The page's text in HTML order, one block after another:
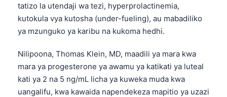
tatizo la utendaji wa tezi, hyperprolactinemia,
kutokula vya kutosha (under-fueling), au mabadiliko
ya mzunguko ya karibu na kukoma hedhi.
Nilipoona, Thomas Klein, MD, maadili ya mara kwa
mara ya progesterone ya awamu ya katikati ya luteal
kati ya 2 na 5 ng/mL licha ya kuweka muda kwa
uangalifu, kwa kawaida napendekeza mapitio ya uzazi
Shqip
বাংলা
اردو
తెలుగు
தமிழ்